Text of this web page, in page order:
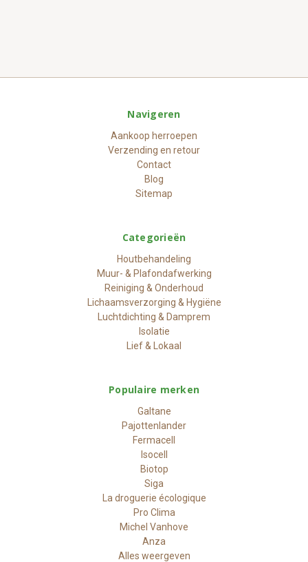
Navigeren
Aankoop herroepen
Verzending en retour
Contact
Blog
Sitemap
Categorieën
Houtbehandeling
Muur- & Plafondafwerking
Reiniging & Onderhoud
Lichaamsverzorging & Hygiëne
Luchtdichting & Damprem
Isolatie
Lief & Lokaal
Populaire merken
Galtane
Pajottenlander
Fermacell
Isocell
Biotop
Siga
La droguerie écologique
Pro Clima
Michel Vanhove
Anza
Alles weergeven